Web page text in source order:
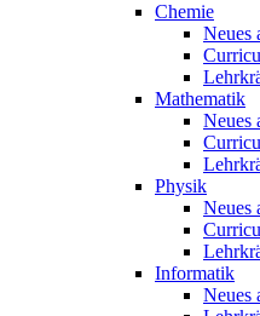
Chemie
Neues
Mathematik
Neues
Physik
Neues
Informatik
Neues